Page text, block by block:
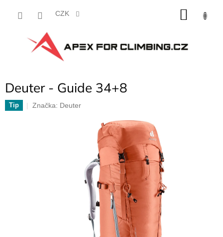
CZK
Deuter - Guide 34+8
Tip Značka: Deuter